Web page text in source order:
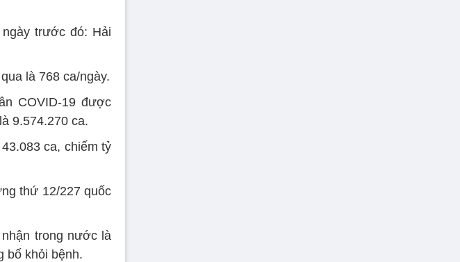
trước đó: Hải
là 768 ca/ngày.
COVID-19 được
9.574.270 ca.
ca, chiếm tỷ
thứ 12/227 quốc
trong nước là
bố khỏi bệnh.